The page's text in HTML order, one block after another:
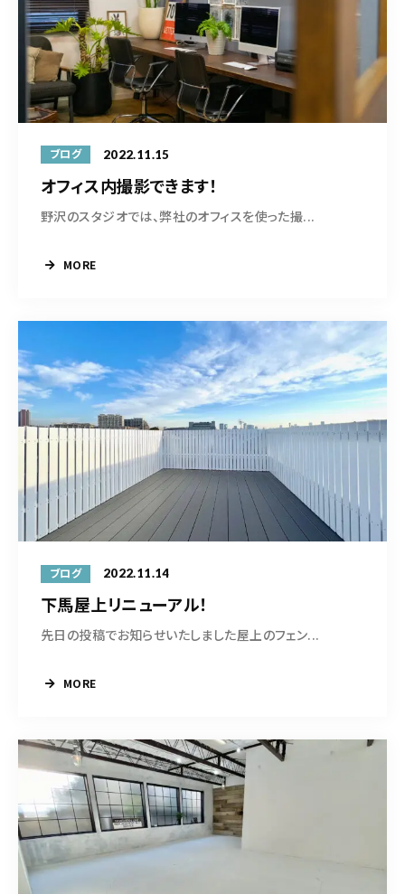
ブログ 2022.11.15
オフィス内撮影できます！
野沢のスタジオでは、弊社のオフィスを使った撮...
MORE
ブログ 2022.11.14
下馬屋上リニューアル！
先日の投稿でお知らせいたしました屋上のフェン...
MORE